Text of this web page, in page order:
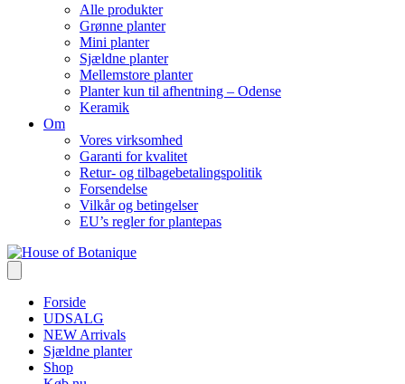
Alle produkter
Grønne planter
Mini planter
Sjældne planter
Mellemstore planter
Planter kun til afhentning – Odense
Keramik
Om
Vores virksomhed
Garanti for kvalitet
Retur- og tilbagebetalingspolitik
Forsendelse
Vilkår og betingelser
EU’s regler for plantepas
Forside
UDSALG
NEW Arrivals
Sjældne planter
Shop